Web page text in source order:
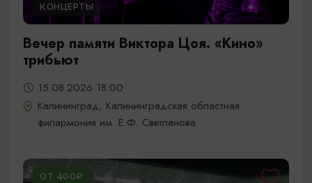
КОНЦЕРТЫ
Вечер памяти Виктора Цоя. «Кино»
трибьют
15.08.2026 18:00
Калининград, Калининградская областная
филармония им. Е.Ф. Светланова
ОТ 400₽